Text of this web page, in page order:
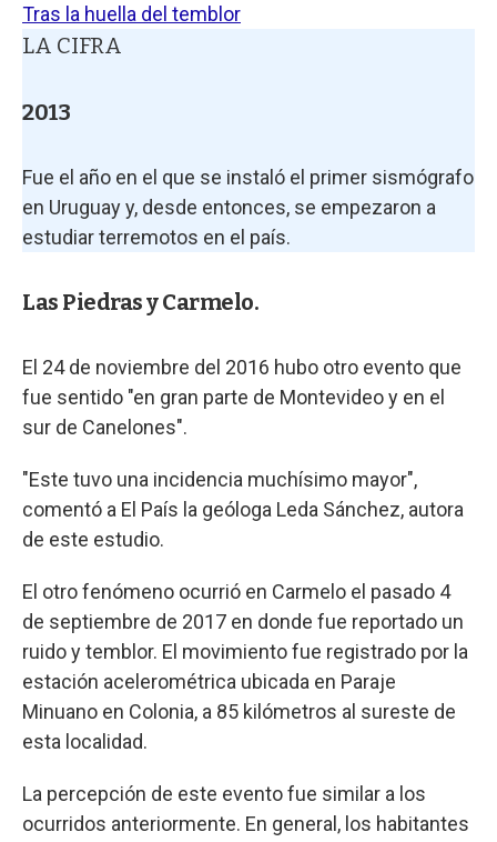
Tras la huella del temblor
LA CIFRA
2013
Fue el año en el que se instaló el primer sismógrafo
en Uruguay y, desde entonces, se empezaron a
estudiar terremotos en el país.
Las Piedras y Carmelo.
El 24 de noviembre del 2016 hubo otro evento que
fue sentido "en gran parte de Montevideo y en el
sur de Canelones".
"Este tuvo una incidencia muchísimo mayor",
comentó a El País la geóloga Leda Sánchez, autora
de este estudio.
El otro fenómeno ocurrió en Carmelo el pasado 4
de septiembre de 2017 en donde fue reportado un
ruido y temblor. El movimiento fue registrado por la
estación acelerométrica ubicada en Paraje
Minuano en Colonia, a 85 kilómetros al sureste de
esta localidad.
La percepción de este evento fue similar a los
ocurridos anteriormente. En general, los habitantes